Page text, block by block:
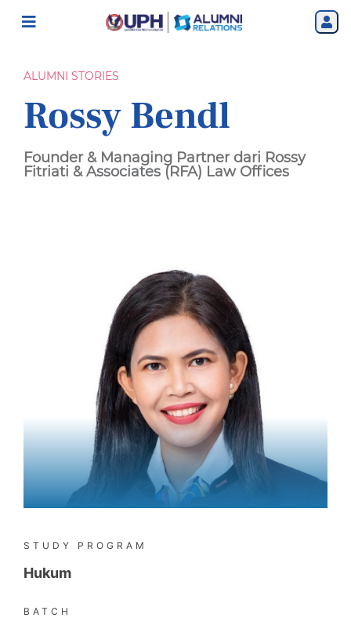
ALUMNI STORIES
Rossy Bendl
Founder & Managing Partner dari Rossy
Fitriati & Associates (RFA) Law Offices
STUDY PROGRAM
Hukum
BATCH